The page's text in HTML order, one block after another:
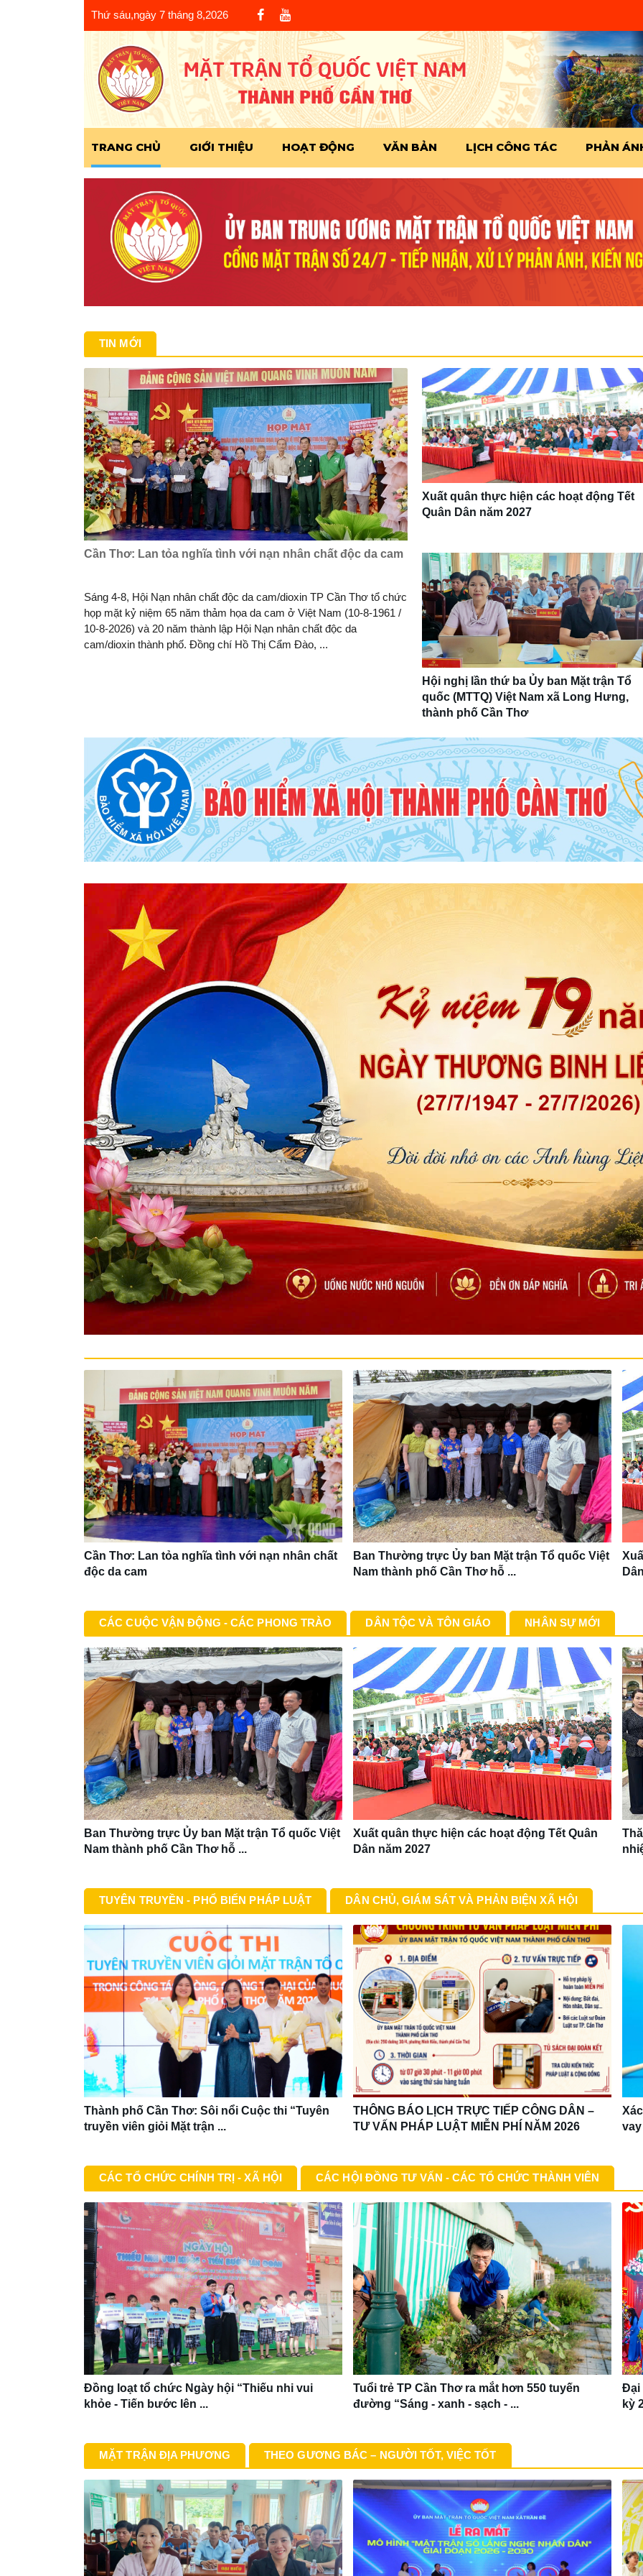
Thứ sáu,ngày 7 tháng 8,2026
TRANG CHỦ GIỚI THIỆU HOẠT ĐỘNG VĂN BẢN LỊCH CÔNG TÁC PHẢN
TIN MỚI
Cần Thơ: Lan tỏa nghĩa tình với nạn nhân chất độc da cam
Sáng 4-8, Hội Nạn nhân chất độc da cam/dioxin TP Cần Thơ tổ chức
họp mặt kỷ niệm 65 năm thảm họa da cam ở Việt Nam (10-8-1961 /
10-8-2026) và 20 năm thành lập Hội Nạn nhân chất độc da
cam/dioxin thành phố. Đồng chí Hồ Thị Cẩm Đào, ...
Xuất quân thực hiện các hoạt động Tết
Quân Dân năm 2027
Hội nghị lần thứ ba Ủy ban Mặt trận Tổ
quốc (MTTQ) Việt Nam xã Long Hưng,
thành phố Cần Thơ
Cần Thơ: Lan tỏa nghĩa tình với nạn nhân chất
độc da cam
Ban Thường trực Ủy ban Mặt trận Tổ quốc Việt
Nam thành phố Cần Thơ hỗ ...
CÁC CUỘC VẬN ĐỘNG - CÁC PHONG TRÀO DÂN TỘC VÀ TÔN GIÁO NHÂN SỰ MỚI
Ban Thường trực Ủy ban Mặt trận Tổ quốc Việt
Nam thành phố Cần Thơ hỗ ...
Xuất quân thực hiện các hoạt động Tết Quân
Dân năm 2027
TUYÊN TRUYỀN - PHỔ BIẾN PHÁP LUẬT DÂN CHỦ, GIÁM SÁT VÀ PHẢN BIỆN XÃ HỘI
Thành phố Cần Thơ: Sôi nổi Cuộc thi “Tuyên
truyền viên giỏi Mặt trận ...
THÔNG BÁO LỊCH TRỰC TIẾP CÔNG DÂN –
TƯ VẤN PHÁP LUẬT MIỄN PHÍ NĂM 2026
CÁC TỔ CHỨC CHÍNH TRỊ - XÃ HỘI CÁC HỘI ĐỒNG TƯ VẤN - CÁC TỔ CHỨC THÀNH VIÊN
Đồng loạt tổ chức Ngày hội “Thiếu nhi vui
khỏe - Tiến bước lên ...
Tuổi trẻ TP Cần Thơ ra mắt hơn 550 tuyến
đường “Sáng - xanh - sạch - ...
Đại
kỳ
MẶT TRẬN ĐỊA PHƯƠNG THEO GƯƠNG BÁC – NGƯỜI TỐT, VIỆC TỐT